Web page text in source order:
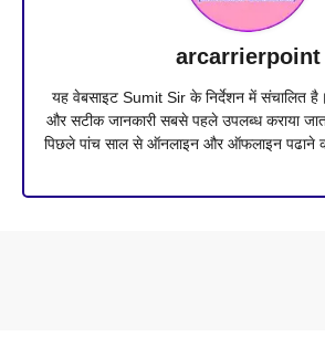
arcarrierpoint
यह वेबसाइट Sumit Sir के निर्देशन में संचालित
और सटीक जानकारी सबसे पहले उपलब्ध कराया
पिछले पांच साल से ऑनलाइन और ऑफलाइन पढाने